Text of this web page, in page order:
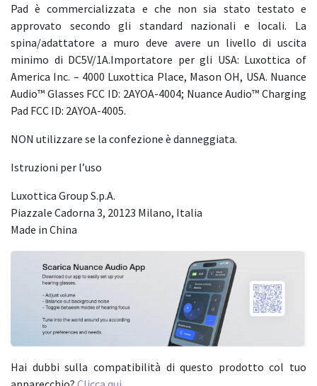
Pad è commercializzata e che non sia stato testato e
approvato secondo gli standard nazionali e locali. La
spina/adattatore a muro deve avere un livello di uscita
minimo di DC5V/1A.Importatore per gli USA: Luxottica of
America Inc. – 4000 Luxottica Place, Mason OH, USA. Nuance
Audio™ Glasses FCC ID: 2AYOA-4004; Nuance Audio™ Charging
Pad FCC ID: 2AYOA-4005.
NON utilizzare se la confezione è danneggiata.
Istruzioni per l’uso
Luxottica Group S.p.A.
Piazzale Cadorna 3, 20123 Milano, Italia
Made in China
Hai dubbi sulla compatibilità di questo prodotto col tuo